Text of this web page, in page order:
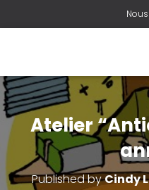
Atelier
Published byCindy